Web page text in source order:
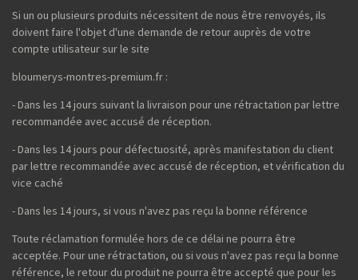
Si un ou plusieurs produits nécessitent de nous être renvoyés, ils
doivent faire l'objet d'une demande de retour auprès de votre
compte utilisateur sur le site
bloumerys-montres-premium.fr :
- Dans les 14 jours suivant la livraison pour une rétractation par lettre
recommandée avec accusé de réception.
- Dans les 14 jours pour défectuosité, après manifestation du client
par lettre recommandée avec accusé de réception, et vérification du
vice caché
- Dans les 14 jours, si vous n'avez pas reçu la bonne référence
Toute réclamation formulée hors de ce délai ne pourra être
acceptée. Pour une rétractation, ou si vous n'avez pas reçu la bonne
référence, le retour du produit ne pourra être accepté que pour les